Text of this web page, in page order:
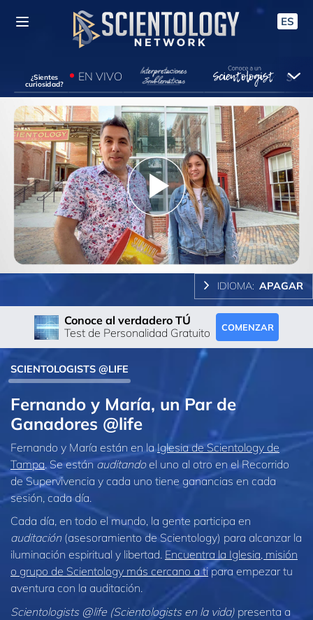
ES
¿Sientes
curiosidad?
EN VIVO
Play
Video
IDIOMA: APAGAR
Conoce al verdadero TÚ
Test de Personalidad Gratuito
COMENZAR
SCIENTOLOGISTS @LIFE
Fernando y María, un Par de
Ganadores @life
Fernando y María están en laIglesia de Scientology de
Tampa. Se estánauditandoel uno al otro en el Recorrido
de Supervivencia y cada uno tiene ganancias en cada
sesión, cada día.
Cada día, en todo el mundo, la gente participa en
auditación(asesoramiento de Scientology) para alcanzar la
iluminación espiritual y libertad. Encuentra la Iglesia, misión
o grupo de Scientology más cercano a tipara empezar tu
aventura con la auditación.
Scientologists @life (Scientologists en la vida) presenta a